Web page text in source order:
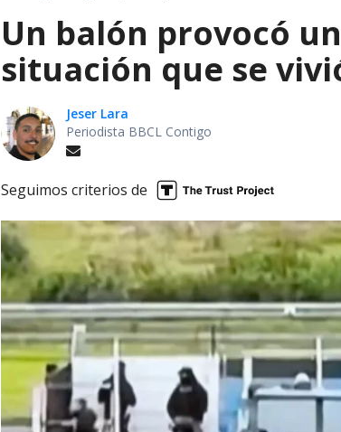
Un balón provocó
situación que se
Jeser Lara
Periodista BBCL Contigo
Seguimos criterios de